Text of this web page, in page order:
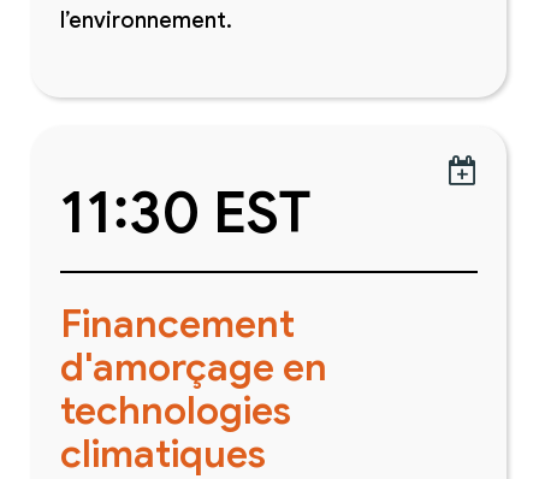
l’environnement.

11:30 EST
Financement
d'amorçage en
technologies
climatiques